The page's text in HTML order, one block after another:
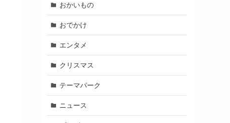
おかいもの
おでかけ
エンタメ
クリスマス
テーマパーク
ニュース